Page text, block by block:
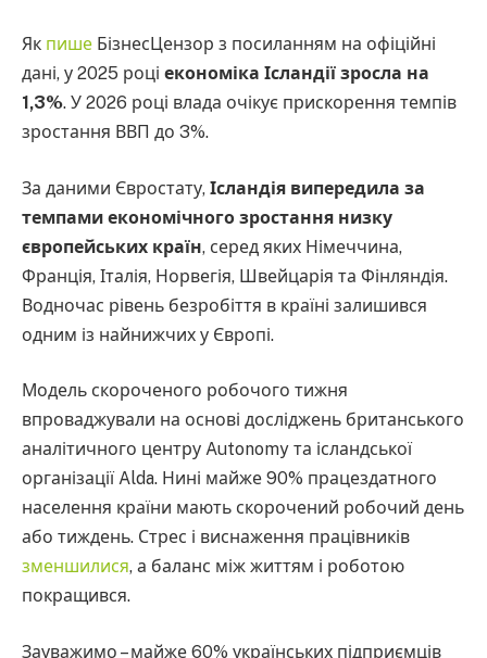
Як пише БізнесЦензор з посиланням на офіційні
дані, у 2025 році економіка Ісландії зросла на
1,3%. У 2026 році влада очікує прискорення темпів
зростання ВВП до 3%.
За даними Євростату, Ісландія випередила за
темпами економічного зростання низку
європейських країн, серед яких Німеччина,
Франція, Італія, Норвегія, Швейцарія та Фінляндія.
Водночас рівень безробіття в країні залишився
одним із найнижчих у Європі.
Модель скороченого робочого тижня
впроваджували на основі досліджень британського
аналітичного центру Autonomy та ісландської
організації Alda. Нині майже 90% працездатного
населення країни мають скорочений робочий день
або тиждень. Стрес і виснаження працівників
зменшилися, а баланс між життям і роботою
покращився.
Зауважимо – майже 60% українських підприємців